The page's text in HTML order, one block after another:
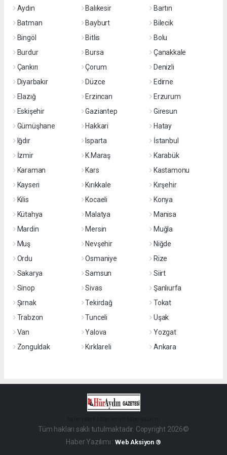
Aydın
Balıkesir
Bartın
Batman
Bayburt
Bilecik
Bingöl
Bitlis
Bolu
Burdur
Bursa
Çanakkale
Çankırı
Çorum
Denizli
Diyarbakır
Düzce
Edirne
Elazığ
Erzincan
Erzurum
Eskişehir
Gaziantep
Giresun
Gümüşhane
Hakkari
Hatay
Iğdır
Isparta
İstanbul
İzmir
K.Maraş
Karabük
Karaman
Kars
Kastamonu
Kayseri
Kırıkkale
Kırşehir
Kilis
Kocaeli
Konya
Kütahya
Malatya
Manisa
Mardin
Mersin
Muğla
Muş
Nevşehir
Niğde
Ordu
Osmaniye
Rize
Sakarya
Samsun
Siirt
Sinop
Sivas
Şanlıurfa
Şırnak
Tekirdağ
Tokat
Trabzon
Tunceli
Uşak
Van
Yalova
Yozgat
Zonguldak
Kırklareli Ankara
Tüm hakları saklı tutulmaktadır. Copyright 2026©
Haber Yazılımı :Web Aksiyon ®